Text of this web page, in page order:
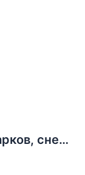
Лента для декора и подарков, снежинки, 2 см х 45 м